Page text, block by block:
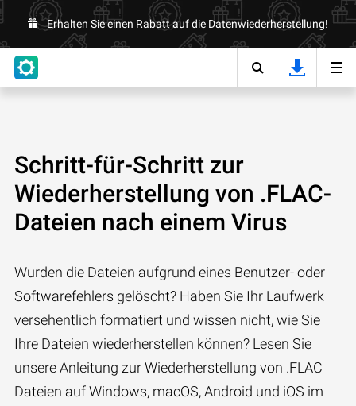
Erhalten Sie einen Rabatt auf die Datenwiederherstellung!
Schritt-für-Schritt zur
Wiederherstellung von .FLAC-
Dateien nach einem Virus
Wurden die Dateien aufgrund eines Benutzer- oder
Softwarefehlers gelöscht? Haben Sie Ihr Laufwerk
versehentlich formatiert und wissen nicht, wie Sie
Ihre Dateien wiederherstellen können? Lesen Sie
unsere Anleitung zur Wiederherstellung von .FLAC
Dateien auf Windows, macOS, Android und iOS im